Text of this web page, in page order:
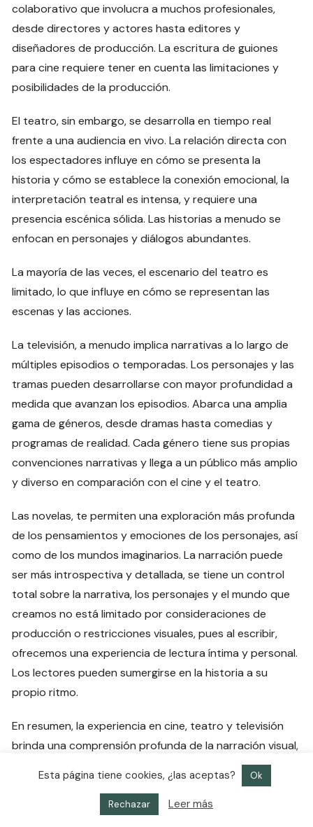
colaborativo que involucra a muchos profesionales,
desde directores y actores hasta editores y
diseñadores de producción. La escritura de guiones
para cine requiere tener en cuenta las limitaciones y
posibilidades de la producción.
El teatro, sin embargo, se desarrolla en tiempo real
frente a una audiencia en vivo. La relación directa con
los espectadores influye en cómo se presenta la
historia y cómo se establece la conexión emocional, la
interpretación teatral es intensa, y requiere una
presencia escénica sólida. Las historias a menudo se
enfocan en personajes y diálogos abundantes.
La mayoría de las veces, el escenario del teatro es
limitado, lo que influye en cómo se representan las
escenas y las acciones.
La televisión, a menudo implica narrativas a lo largo de
múltiples episodios o temporadas. Los personajes y las
tramas pueden desarrollarse con mayor profundidad a
medida que avanzan los episodios. Abarca una amplia
gama de géneros, desde dramas hasta comedias y
programas de realidad. Cada género tiene sus propias
convenciones narrativas y llega a un público más amplio
y diverso en comparación con el cine y el teatro.
Las novelas, te permiten una exploración más profunda
de los pensamientos y emociones de los personajes, así
como de los mundos imaginarios. La narración puede
ser más introspectiva y detallada, se tiene un control
total sobre la narrativa, los personajes y el mundo que
creamos no está limitado por consideraciones de
producción o restricciones visuales, pues al escribir,
ofrecemos una experiencia de lectura íntima y personal.
Los lectores pueden sumergirse en la historia a su
propio ritmo.
En resumen, la experiencia en cine, teatro y televisión
brinda una comprensión profunda de la narración visual,
la actuación y la colaboración creativa, mientras que la
escritura de una novela se centra en el control creativo,
la exploración profunda de personajes y la conexión
Esta página tiene cookies, ¿las aceptas? Ok
Rechazar Leer más